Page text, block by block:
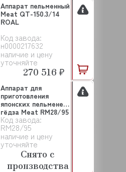
Код завода:
н0000217632
наличие и цену
уточняйте
Аппарат пельменный
Meat QT-150.3/14
ROAL
270 516 ₽
Код завода:
RM28/95
наличие и цену
уточняйте
Аппарат для
приготовления
японских пельменей
гёдза Meat RM28/95
R...
Снято с
производства